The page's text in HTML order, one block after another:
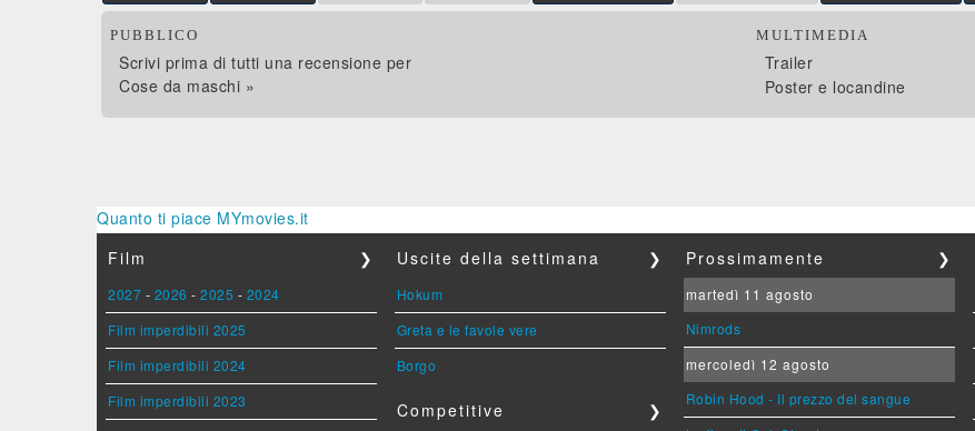
PUBBLICO
Scrivi prima di tutti una recensione per
Cose da maschi »
MULTIMEDIA
Trailer
Poster e locandine
Quanto ti piace MYmovies.it
Film
❯
2027 - 2026 - 2025 - 2024
Film imperdibili 2025
Film imperdibili 2024
Film imperdibili 2023
Uscite della settimana ❯
Hokum
Greta e le favole vere
Borgo
Competitive ❯
Prossimamente ❯
martedì 11 agosto
Nimrods
mercoledì 12 agosto
Robin Hood - Il prezzo del sangue